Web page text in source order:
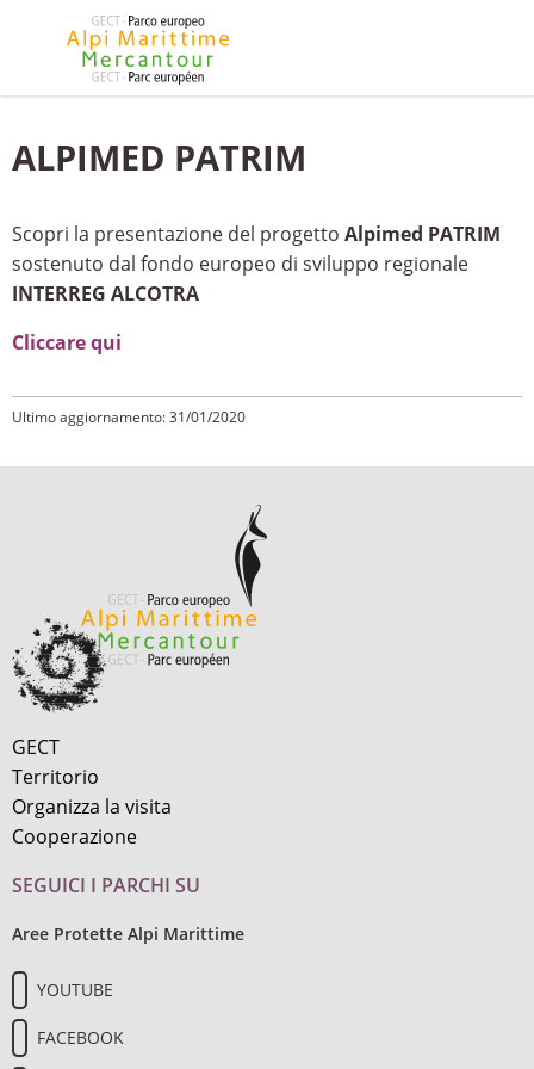
ALPIMED PATRIM
Scopri la presentazione del progetto Alpimed PATRIM
sostenuto dal fondo europeo di sviluppo regionale
INTERREG ALCOTRA
Cliccare qui
Ultimo aggiornamento: 31/01/2020
GECT
Territorio
Organizza la visita
Cooperazione
SEGUICI I PARCHI SU
Aree Protette Alpi Marittime
YOUTUBE
FACEBOOK